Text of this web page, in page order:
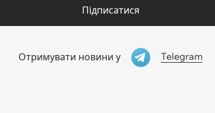
Підписатися
Отримувати новини у Telegram